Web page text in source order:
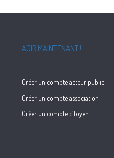
AGIR MAINTENANT !
Créer un compte acteur public
Créer un compte association
Créer un compte citoyen